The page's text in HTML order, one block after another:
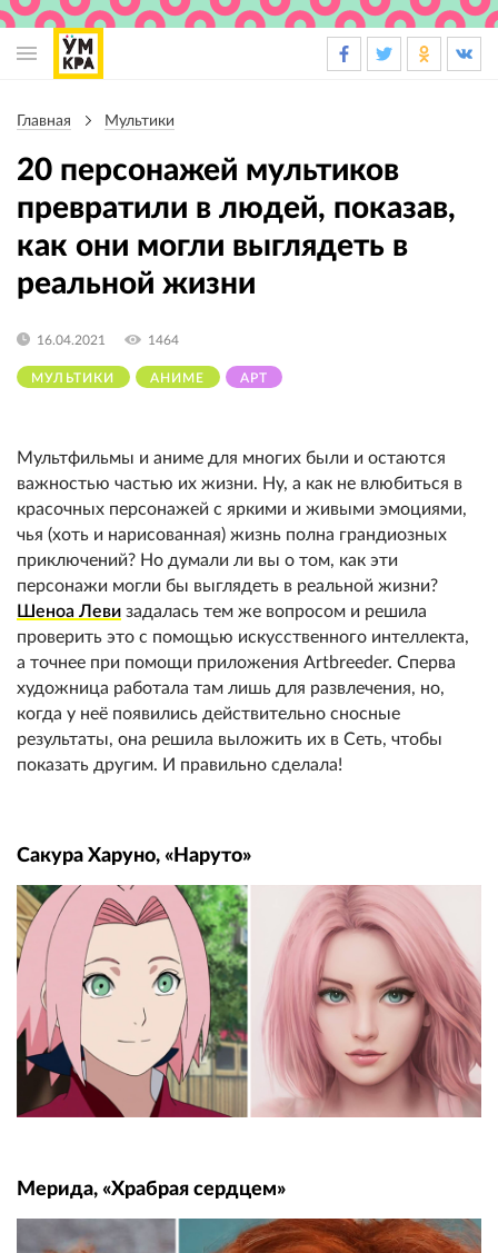
навигации
Главная Мультики
20 персонажей мультиков
превратили в людей, показав,
как они могли выглядеть в
реальной жизни
МУЛЬТИКИ АНИМЕ АРТ
16.04.2021 1464
Мультфильмы и аниме для многих были и остаются
важностью частью их жизни. Ну, а как не влюбиться в
красочных персонажей с яркими и живыми эмоциями,
чья (хоть и нарисованная) жизнь полна грандиозных
приключений? Но думали ли вы о том, как эти
персонажи могли бы выглядеть в реальной жизни?
Шеноа Леви задалась тем же вопросом и решила
проверить это с помощью искусственного интеллекта,
а точнее при помощи приложения Artbreeder. Сперва
художница работала там лишь для развлечения, но,
когда у неё появились действительно сносные
результаты, она решила выложить их в Сеть, чтобы
показать другим. И правильно сделала!
Сакура Харуно, «Наруто»
Мерида, «Храбрая сердцем»